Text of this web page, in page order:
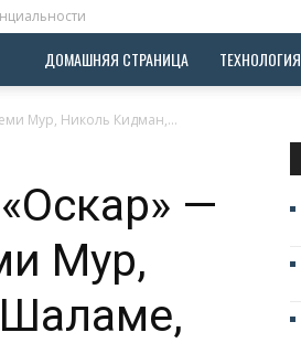
ДОМАШНЯЯ СТРАНИЦА ТЕХНОЛОГИЯ
Мур, Николь Кидман,...
—
Мур,